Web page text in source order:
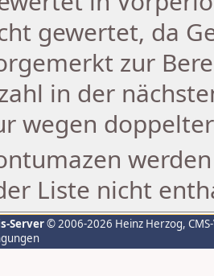
gewertet, da
zur
in der
wegen
Liste nicht
Server© 2006-2026 Heinz Herzog,